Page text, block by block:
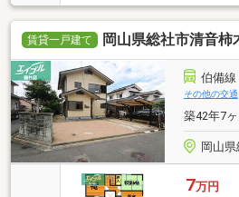
賃貸一戸建て 岡山県総社市清音
伯備線
その他の交通
築42年7
岡山
7万円